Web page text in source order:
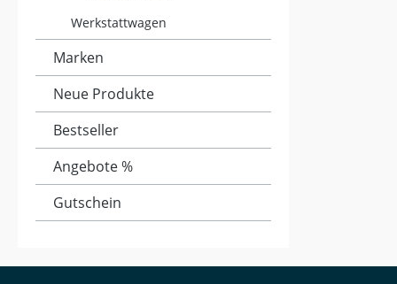
Werkstattwagen
Marken
Neue Produkte
Bestseller
Angebote %
Gutschein